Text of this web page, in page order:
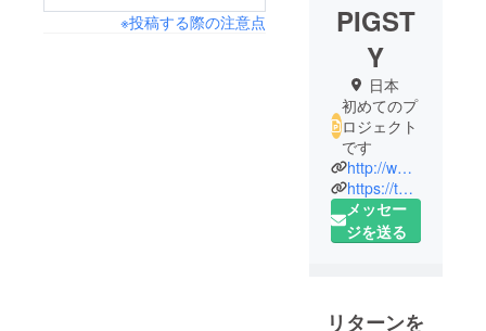
※投稿する際の注意点
PIGST
Y
日本
初めてのプ
ロジェクト
です
http://www.pigsty.info
https://twitter.com/Pigsty_flauntit
メッセー
ジを送る
リターンを